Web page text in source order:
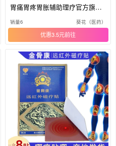
胃痛胃疼胃胀辅助理疗官方旗舰
正品
销量6 葵花（医药）
优惠3.5元